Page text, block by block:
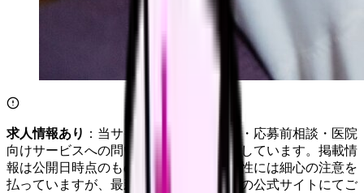
求人情報あり ：当サイトは自社求人通知・応募前相談・医院
向けサービスへの問い合わせ導線を設置しています。掲載情
報は公開日時点のものです。記事の正確性には細心の注意を
払っていますが、最新情報は各サービスの公式サイトにてご